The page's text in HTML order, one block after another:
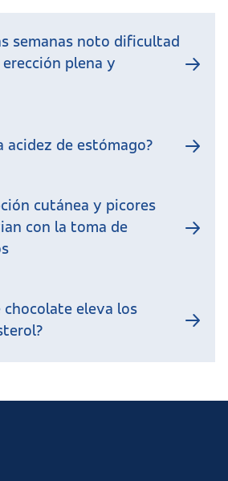
semanas noto dificultad
plena y
acidez de estómago?
cutánea y picores
con la toma de
chocolate eleva los